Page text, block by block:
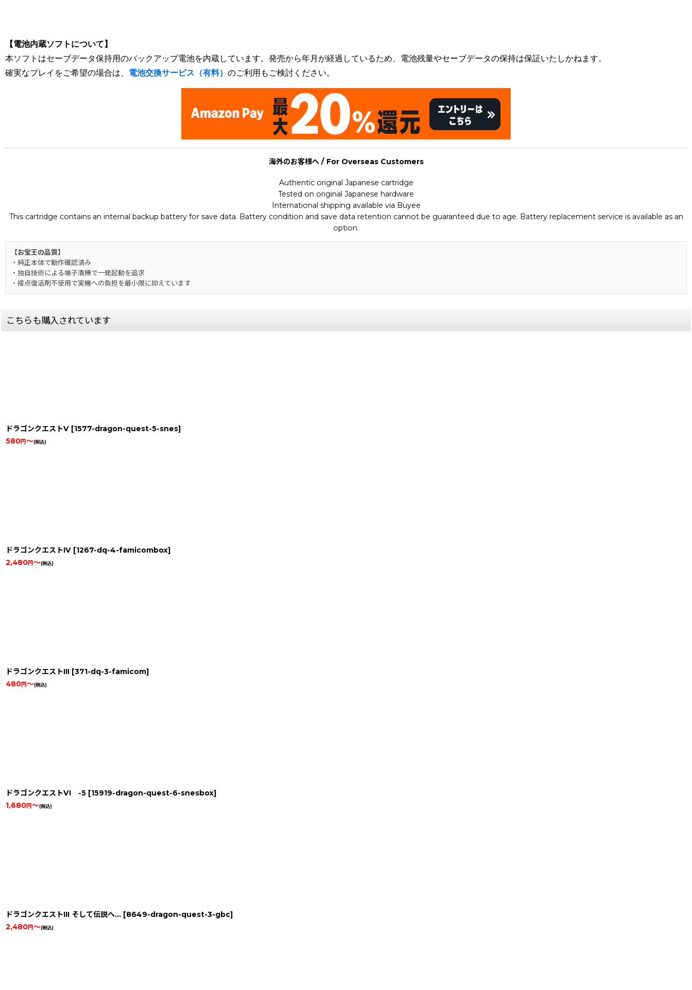
【電池内蔵ソフトについて】
本ソフトはセーブデータ保持用のバックアップ電池を内蔵しています。発売から年月が経過しているため、電池残量やセーブデータの保持は保証いたしかねます。
確実なプレイをご希望の場合は、 電池交換サービス（有料） のご利用もご検討ください。
海外のお客様へ / For Overseas Customers
Authentic original Japanese cartridge
Tested on original Japanese hardware
International shipping available via Buyee
This cartridge contains an internal backup battery for save data. Battery condition and save data retention cannot be guaranteed due to age. Battery replacement service is available as an
option.
【お宝王の品質】
・純正本体で動作確認済み
・独自技術による端子清掃で一発起動を追求
・接点復活剤不使用で実機への負担を最小限に抑えています
こちらも購入されています
ドラゴンクエストV [1577-dragon-quest-5-snes]
580円～(税込)
ドラゴンクエストIV [1267-dq-4-famicombox]
2,480円～(税込)
ドラゴンクエストIII [371-dq-3-famicom]
480円～(税込)
ドラゴンクエストVI -5 [15919-dragon-quest-6-snesbox]
1,680円～(税込)
ドラゴンクエストIII そして伝説へ… [8649-dragon-quest-3-gbc]
2,480円～(税込)